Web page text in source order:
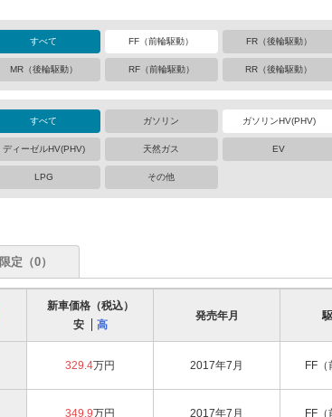
すべて FF（前輪駆動） FR（後輪駆動）
MR（後輪駆動） RF（前輪駆動） RR（後輪駆動）
すべて ガソリン ガソリンHV(PHV)
ディーゼルHV(PHV) 天然ガス EV
LPG その他
限定（0）
新車価格（税込）
安
高
発売年月
329.4万円 2017年7月 FF（
349.9万円 2017年7月 FF（